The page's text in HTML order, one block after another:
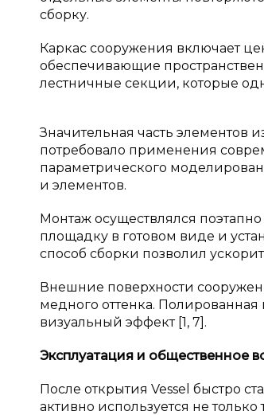
сборку.
Каркас сооружения включает
обеспечивающие
лестничные секции, которые
Значительная часть элементов
потребовало применения
параметрического
и элементов.
Монтаж осуществлялся
площадку в готовом виде и
способ сборки позволил
Внешние поверхности
медного оттенка.
визуальный эффект [1, 7].
Эксплуатация и общественное
После открытия Vessel быстро
активно используется не